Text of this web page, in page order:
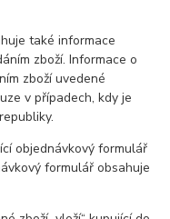
také informace
zboží. Informace o
zboží uvedené
v případech, kdy je
objednávkový formulář
formulář obsahuje